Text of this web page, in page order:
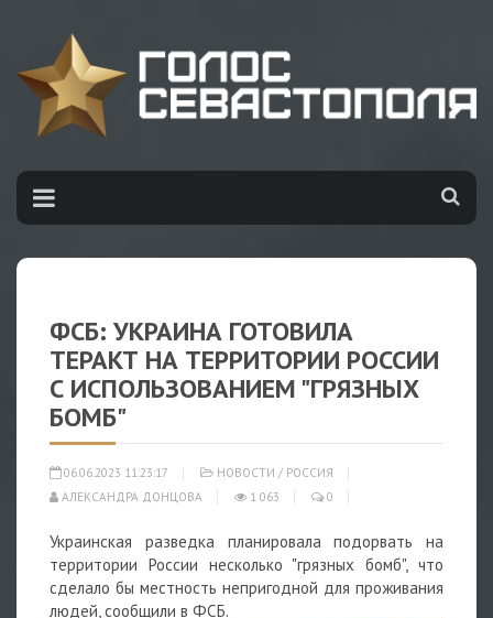
ФСБ: УКРАИНА ГОТОВИЛА
ТЕРАКТ НА ТЕРРИТОРИИ РОССИИ
С ИСПОЛЬЗОВАНИЕМ "ГРЯЗНЫХ
БОМБ"
06.06.2023 11:23:17 НОВОСТИ / РОССИЯ
АЛЕКСАНДРА ДОНЦОВА
1 063 0
Украинская разведка планировала подорвать на
территории России несколько "грязных бомб", что
сделало бы местность непригодной для проживания
людей, сообщили в ФСБ.